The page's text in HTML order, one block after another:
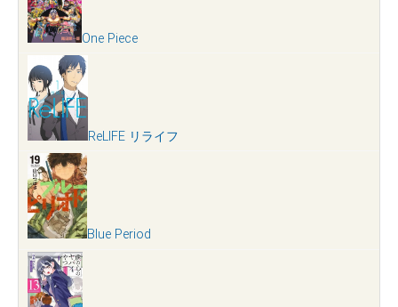
One Piece
ReLIFE リライフ
Blue Period